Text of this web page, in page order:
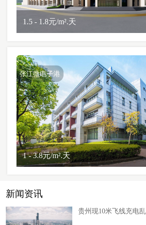
1.5 - 1.8元/m².天
张江微电子港
1 - 3.8元/m².天
新闻资讯